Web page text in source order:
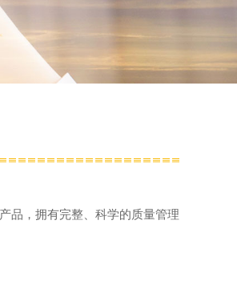
品，拥有完整、科学的质量管理